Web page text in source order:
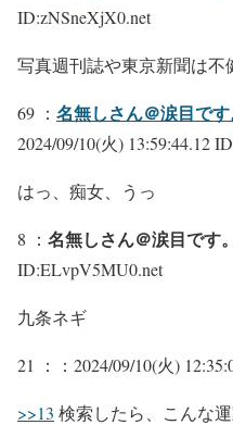
ID:zNSneXjX0.net
写真週刊誌や東京新聞は不
69 ： 名無しさん＠涙目で
2024/09/10(火) 13:59:44.12
はっ、痴女、うっ
8 ： 名無しさん＠涙目です。
ID:ELvpV5MU0.net
九条ネギ
21 ： ：2024/09/10(火)
>>13 検索したら、こんな